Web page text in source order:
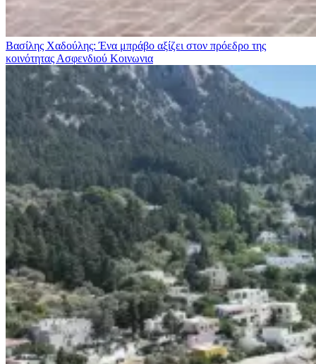
Βασίλης Χαδούλης: Ένα μπράβο αξίζει στον πρόεδρο της
κοινότητας Ασφενδιού Κοινωνια